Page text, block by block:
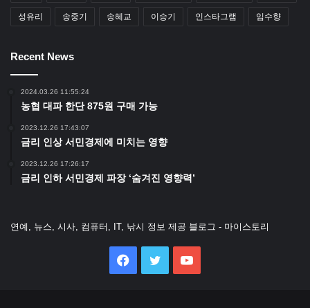
성유리 송중기 송혜교 이승기 인스타그램 임수향
Recent News
2024.03.26 11:55:24
농협 대파 한단 875원 구매 가능
2023.12.26 17:43:07
금리 인상 서민경제에 미치는 영향
2023.12.26 17:26:17
금리 인하 서민경제 파장 ‘숨겨진 영향력’
연예, 뉴스, 시사, 컴퓨터, IT, 낚시 정보 제공 블로그 - 마이스토리
Facebook
Twitter